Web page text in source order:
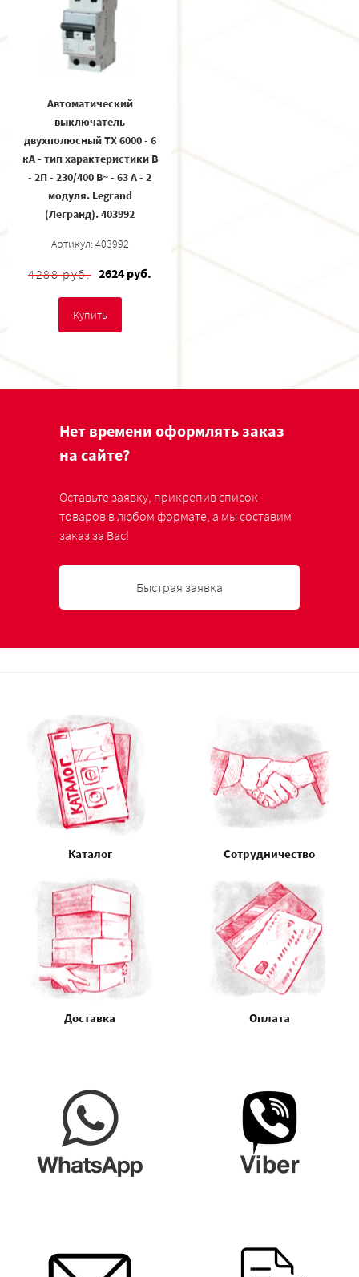
Автоматический
выключатель
двухполюсный TX 6000 - 6
кА - тип характеристики B
- 2П - 230/400 В~ - 63 А - 2
модуля. Legrand
(Легранд). 403992
Артикул: 403992
4288 руб. 2624 руб.
Купить
Нет времени оформлять заказ
на сайте?
Оставьте заявку, прикрепив список
товаров в любом формате, а мы составим
заказ за Вас!
Быстрая заявка
Каталог Сотрудничество
Доставка Оплата